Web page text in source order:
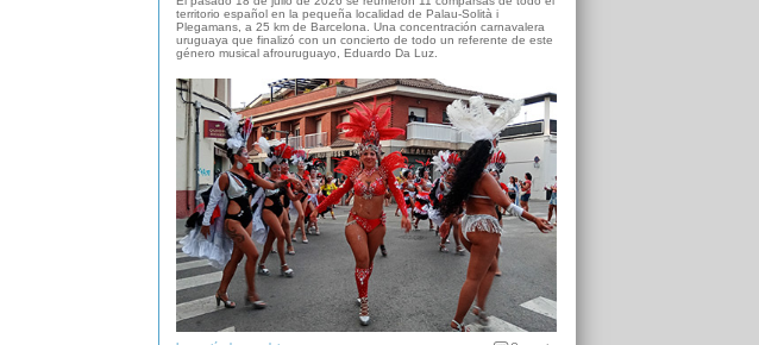
territorio español en la pequeña localidad de Palau-Solità i
Plegamans, a 25 km de Barcelona. Una concentración carnavalera
uruguaya que finalizó con un concierto de todo un referente de este
género musical afrouruguayo, Eduardo Da Luz.